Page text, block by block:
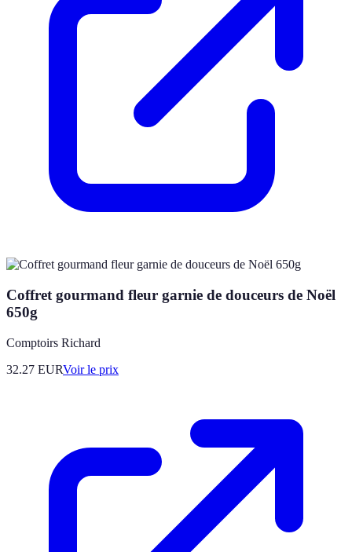
Coffret gourmand fleur garnie de douceurs de Noël
650g
Comptoirs Richard
32.27 EURVoir le prix